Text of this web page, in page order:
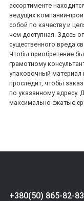
ассортименте
ведущих компаний-
собой по качеству и
чем доступная. Здесь
существенного вреда
Чтобы приобретение
грамотному
упаковочный материал
проследит, чтобы
по указанному адресу.
максимально сжатые
+380(50) 865-82-83